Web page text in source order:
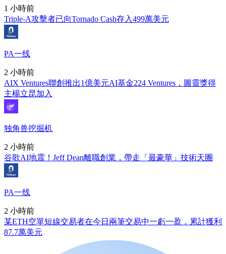
1 小時前
Triple-A攻擊者已向Tornado Cash存入499萬美元
PA一线
2 小時前
AIX Ventures聯創推出1億美元AI基金224 Ventures，圖靈獎得
主楊立昆加入
独角兽挖掘机
2 小時前
谷歌AI地震！Jeff Dean離職創業，帶走「最豪華」技術天團
PA一线
2 小時前
某ETH空單短線交易者在今日兩筆交易中一虧一盈，累計獲利
87.7萬美元